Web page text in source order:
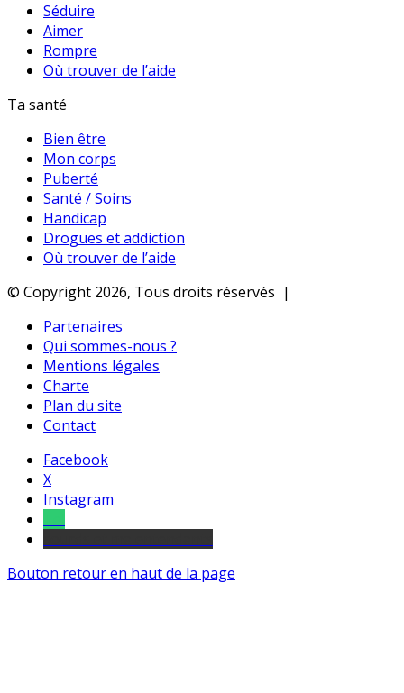
Séduire
Aimer
Rompre
Où trouver de l’aide
Ta santé
Bien être
Mon corps
Puberté
Santé / Soins
Handicap
Drogues et addiction
Où trouver de l’aide
© Copyright 2026, Tous droits réservés |
Partenaires
Qui sommes-nous ?
Mentions légales
Charte
Plan du site
Contact
Facebook
X
Instagram
Bouton retour en haut de la page